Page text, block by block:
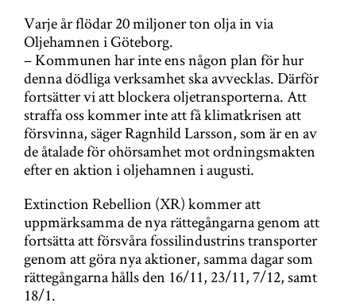
Varje år flödar 20 miljoner ton olja in via
Oljehamnen i Göteborg.
– Kommunen har inte ens någon plan för hur
denna dödliga verksamhet ska avvecklas. Därför
fortsätter vi att blockera oljetransporterna. Att
straffa oss kommer inte att få klimatkrisen att
försvinna, säger Ragnhild Larsson, som är en av
de åtalade för ohörsamhet mot ordningsmakten
efter en aktion i oljehamnen i augusti.
Extinction Rebellion (XR) kommer att
uppmärksamma de nya rättegångarna genom att
fortsätta att försvåra fossilindustrins transporter
genom att göra nya aktioner, samma dagar som
rättegångarna hålls den 16/11, 23/11, 7/12, samt
18/1.